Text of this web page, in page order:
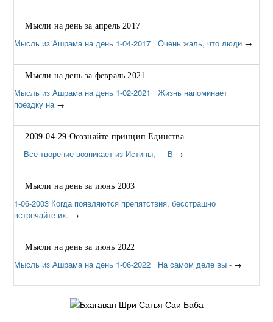
Мысли на день за апрель 2017
Мысль из Ашрама на день 1-04-2017 Очень жаль, что люди →
Мысли на день за февраль 2021
Мысль из Ашрама на день 1-02-2021 Жизнь напоминает
поездку на→
2009-04-29 Осознайте принцип Единства
Всё творение возникает из Истины, В →
Мысли на день за июнь 2003
1-06-2003 Когда появляются препятствия, бесстрашно
встречайте их. →
Мысли на день за июнь 2022
Мысль из Ашрама на день 1-06-2022 На самом деле вы - →